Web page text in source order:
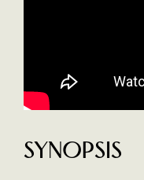
Synopsis